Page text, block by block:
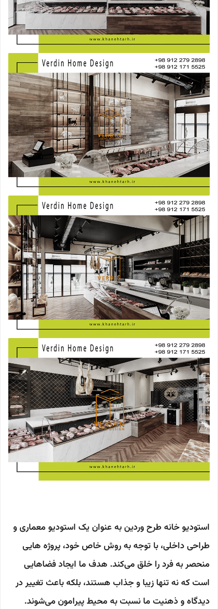
استودیو خانه طرح وردین به عنوان یک استودیو معماری و
طراحی داخلی، با توجه به روش خاص خود، پروژه هایی
منحصر به فرد را خلق می‌کند. هدف ما ایجاد فضاهایی
است که نه تنها زیبا و جذاب هستند، بلکه باعث تغییر در
دیدگاه و ذهنیت ما نسبت به محیط پیرامون می‌شوند.